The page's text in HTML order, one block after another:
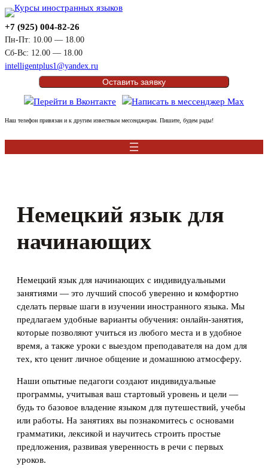
Перейти
к
содержимому
+7 (925) 004-82-26
Пн-Пт: 10.00 — 18.00
Сб-Вс: 12.00 — 18.00
intelligentplus1@yandex.ru
Оставить заявку
Наш телефон привязан и к другим известным мессенджерам. Пишите, будем рады!
Немецкий язык для
начинающих
Немецкий язык для начинающих с индивидуальными
занятиями — это лучший способ уверенно и комфортно
сделать первые шаги в изучении иностранного языка. Мы
предлагаем удобные варианты обучения: онлайн-занятия,
которые позволяют учиться из любого места и в удобное
время, а также уроки с выездом преподавателя на дом для
тех, кто ценит личное общение и домашнюю атмосферу.
Наши опытные педагоги создают индивидуальные
программы, учитывая ваш стартовый уровень и цели —
будь то базовое владение языком для путешествий, учебы
или работы. На занятиях вы познакомитесь с основами
грамматики, лексикой и научитесь строить простые
предложения, развивая уверенность в речи с первых
уроков.